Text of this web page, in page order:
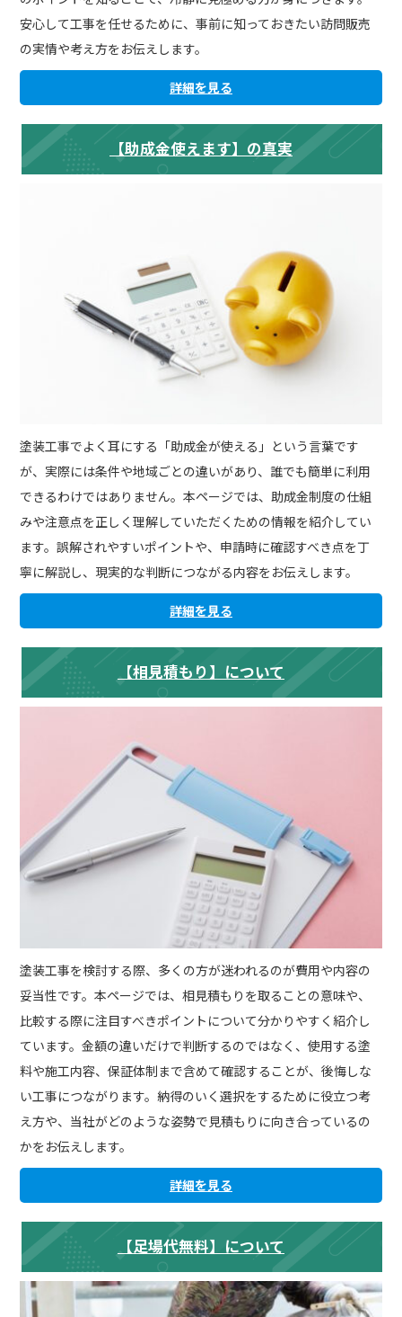
安心して工事を任せるために、事前に知っておきたい訪問販売
の実情や考え方をお伝えします。
詳細を見る
【助成金使えます】の真実
塗装工事でよく耳にする「助成金が使える」という言葉です
が、実際には条件や地域ごとの違いがあり、誰でも簡単に利用
できるわけではありません。本ページでは、助成金制度の仕組
みや注意点を正しく理解していただくための情報を紹介してい
ます。誤解されやすいポイントや、申請時に確認すべき点を丁
寧に解説し、現実的な判断につながる内容をお伝えします。
詳細を見る
【相見積もり】について
塗装工事を検討する際、多くの方が迷われるのが費用や内容の
妥当性です。本ページでは、相見積もりを取ることの意味や、
比較する際に注目すべきポイントについて分かりやすく紹介し
ています。金額の違いだけで判断するのではなく、使用する塗
料や施工内容、保証体制まで含めて確認することが、後悔しな
い工事につながります。納得のいく選択をするために役立つ考
え方や、当社がどのような姿勢で見積もりに向き合っているの
かをお伝えします。
詳細を見る
【足場代無料】について